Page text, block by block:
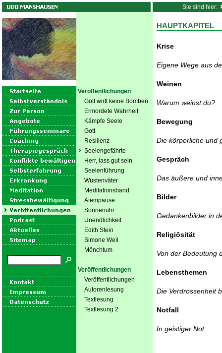
Sie sind hier:
Veröffentlichungen
Gott wirft keine Bomben
Ermordete Wahrheit
Kämpfe Seele
Gott
Resilienz
Seelengefährte
Herr, lass gut sein
Seelenführung
Wüstenväter
Meditationsband
Atempause
Sonnenuhr
Unendlichkeit
Edith Stein
Simone Weil
Mönchtum
Veröffentlichungen
Veröffentlichungen
Autorenlesung
Textlesung
Textlesung 2
HAUPTKAPITEL
Krise
Eigene Wege aus
Weinen
Warum weinst du?
Bewegung
Die körperliche und
Gespräch
Das äußere und
Bilder
Gedankenbilder in
Religiösität
Von der Bedeutung
Lebensthemen
Die Verdrossenheit
Notfall
In geistiger Not